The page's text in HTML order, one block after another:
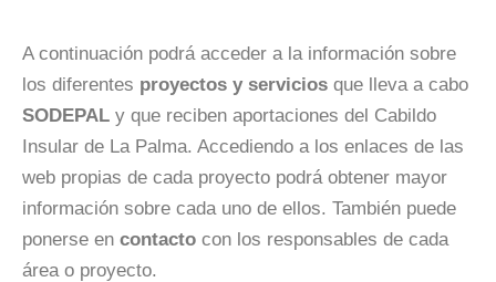
A continuación podrá acceder a la información sobre
los diferentes proyectos y servicios que lleva a cabo
SODEPAL y que reciben aportaciones del Cabildo
Insular de La Palma. Accediendo a los enlaces de las
web propias de cada proyecto podrá obtener mayor
información sobre cada uno de ellos. También puede
ponerse en contacto con los responsables de cada
área o proyecto.